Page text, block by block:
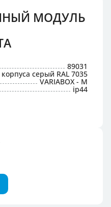
МОДУЛЬ
89031
серый RAL 7035
VARIABOX - M
ip44